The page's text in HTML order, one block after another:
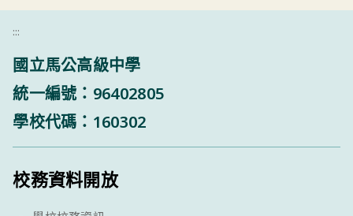
:::
國立馬公高級中學
統一編號：96402805
學校代碼：160302
校務資料開放